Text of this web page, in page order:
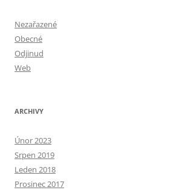
Nezařazené
Obecné
Odjinud
Web
ARCHIVY
Únor 2023
Srpen 2019
Leden 2018
Prosinec 2017